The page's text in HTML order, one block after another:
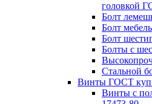
головкой
Болт
Болт
Болт
Болты с
Стальной
Винты ГОСТ
Винты с